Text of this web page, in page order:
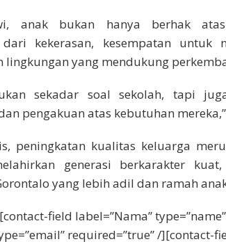
anak bukan hanya berhak
kekerasan, kesempatan untuk
yang mendukung
sekadar soal sekolah, tapi
pengakuan atas kebutuhan
peningkatan kualitas keluarga
generasi berkarakter
yang lebih adil dan ramah
field label=”Nama”
required=”true” /][contact-